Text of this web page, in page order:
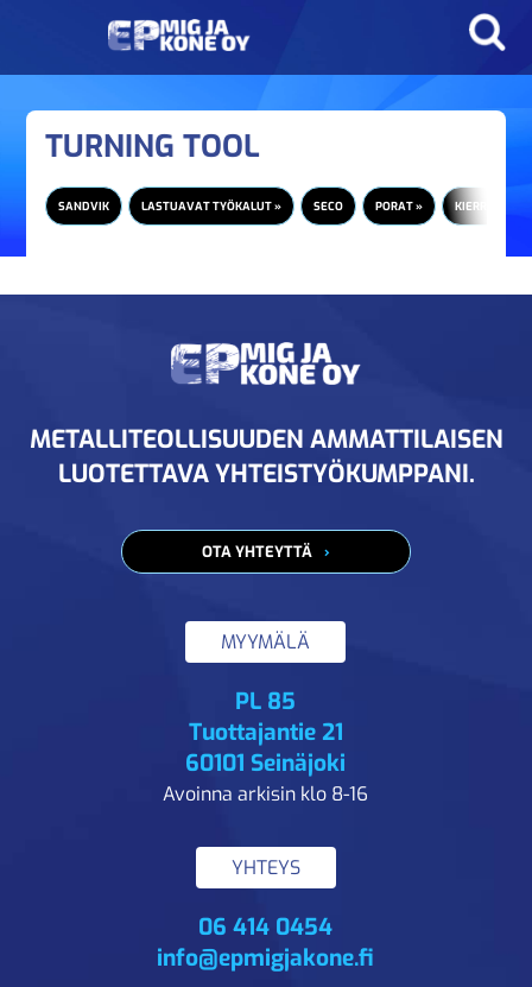
TURNING TOOL
SANDVIK LASTUAVAT TYÖKALUT » SECO PORAT » KIERRETAPIT
METALLITEOLLISUUDEN AMMATTILAISEN
LUOTETTAVA YHTEISTYÖKUMPPANI.
OTA YHTEYTTÄ
MYYMÄLÄ
PL 85
Tuottajantie 21
60101 Seinäjoki
Avoinna arkisin klo 8-16
YHTEYS
06 414 0454
info@epmigjakone.fi